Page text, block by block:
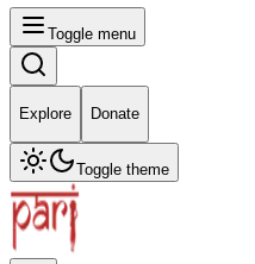
Toggle menu
Explore Donate
Toggle theme